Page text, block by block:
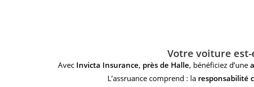
Votre voiture
Avec Invicta Insurance, près de Halle, bénéficiez d’une
L’assruance comprend : la responsabilité